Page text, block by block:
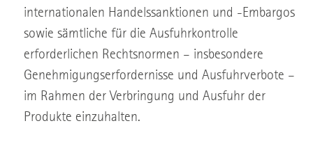
internationalen Handelssanktionen und -Embargos
sowie sämtliche für die Ausfuhrkontrolle
erforderlichen Rechtsnormen – insbesondere
Genehmigungserfordernisse und Ausfuhrverbote –
im Rahmen der Verbringung und Ausfuhr der
Produkte einzuhalten.